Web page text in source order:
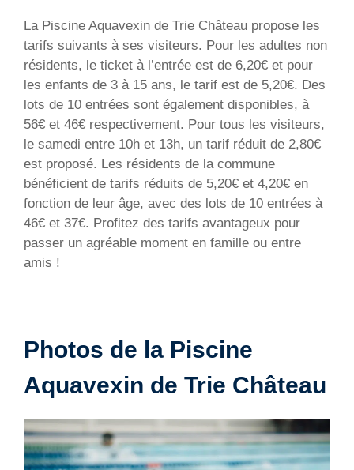
La Piscine Aquavexin de Trie Château propose les
tarifs suivants à ses visiteurs. Pour les adultes non
résidents, le ticket à l’entrée est de 6,20€ et pour
les enfants de 3 à 15 ans, le tarif est de 5,20€. Des
lots de 10 entrées sont également disponibles, à
56€ et 46€ respectivement. Pour tous les visiteurs,
le samedi entre 10h et 13h, un tarif réduit de 2,80€
est proposé. Les résidents de la commune
bénéficient de tarifs réduits de 5,20€ et 4,20€ en
fonction de leur âge, avec des lots de 10 entrées à
46€ et 37€. Profitez des tarifs avantageux pour
passer un agréable moment en famille ou entre
amis !
Photos de la Piscine
Aquavexin de Trie Château